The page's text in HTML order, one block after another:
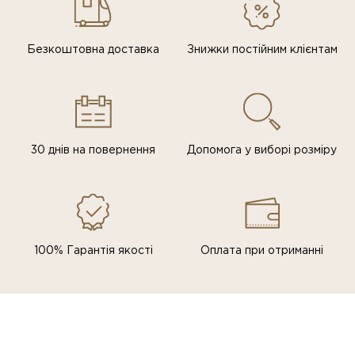
Безкоштовна доставка Знижки постiйним клiєнтам
30 днів на повернення Допомога у виборі розміру
100% Гарантія якості Оплата при отриманні